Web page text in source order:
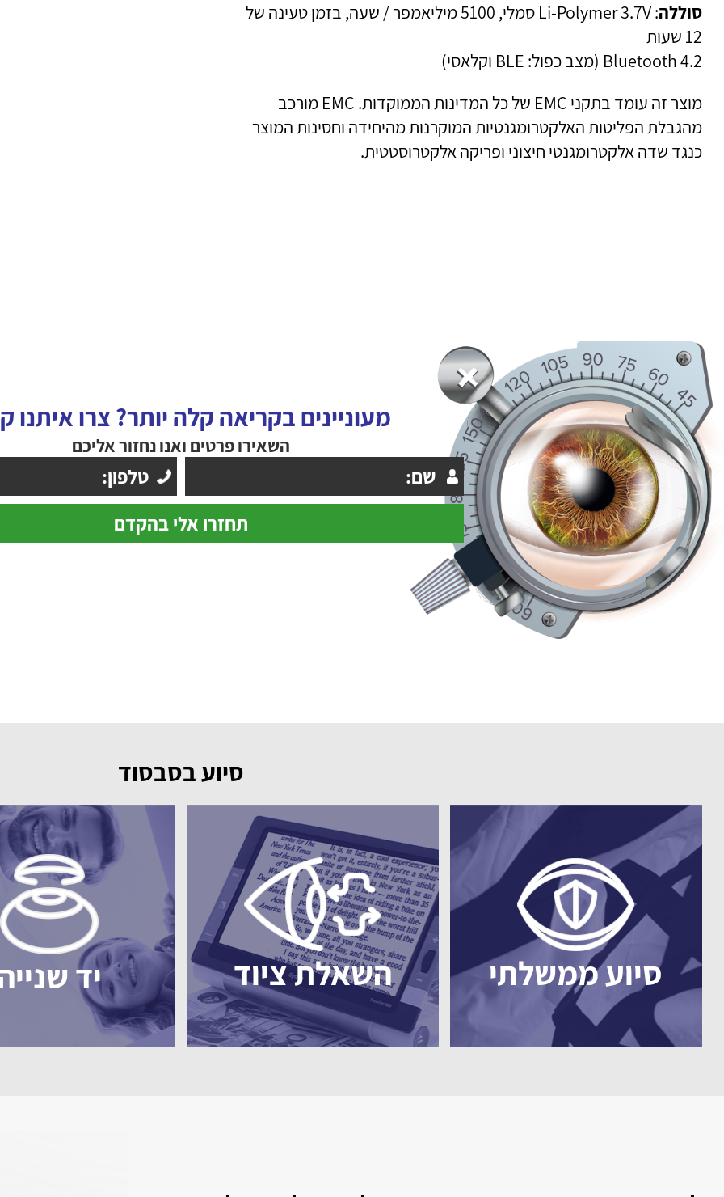
סוללה
: Li-Polymer 3.7V סמלי, 5100 מיליאמפר / שעה, בזמן טעינה של
12 שעות
Bluetooth 4.2 (מצב כפול: BLE וקלאסי)
מוצר זה עומד בתקני EMC של כל המדינות הממוקדות. EMC מורכב
מהגבלת הפליטות האלקטרומגנטיות המוקרנות מהיחידה וחסינות המוצר
כנגד שדה אלקטרומגנטי חיצוני ופריקה אלקטרוסטטית.
מעוניינים בקריאה קלה יותר? צרו איתנו
השאירו פרטים ואנו נחזור אליכם
סיוע בסבסוד
סיוע ממשלתי השאלת ציוד יד